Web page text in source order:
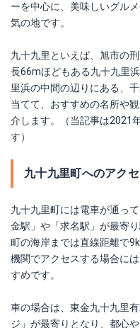
ーを中心に、美味しいグル
気の地です。
九十九里といえば、旭市の
長66mほどもある九十九里
里浜の中間の辺りにある、
当てて、おすすめの名所や
介します。（当記事は2021
す）
九十九里町へのアク
九十九里町には電車が通っ
金駅」や「求名駅」が最寄
町の海岸までは直線距離で
機関でアクセスする場合に
すめです。
車の場合は、東金九十九里
ジ」が最寄りとなり、都心